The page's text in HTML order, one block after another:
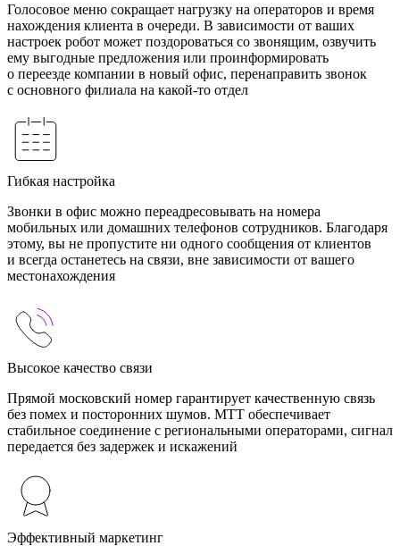
Голосовое меню сокращает нагрузку на операторов и время
нахождения клиента в очереди. В зависимости от ваших
настроек робот может поздороваться со звонящим, озвучить
ему выгодные предложения или проинформировать
о переезде компании в новый офис, перенаправить звонок
с основного филиала на какой-то отдел
Гибкая настройка
Звонки в офис можно переадресовывать на номера
мобильных или домашних телефонов сотрудников. Благодаря
этому, вы не пропустите ни одного сообщения от клиентов
и всегда останетесь на связи, вне зависимости от вашего
местонахождения
Высокое качество связи
Прямой московский номер гарантирует качественную связь
без помех и посторонних шумов. МТТ обеспечивает
стабильное соединение с региональными операторами, сигнал
передается без задержек и искажений
Эффективный маркетинг